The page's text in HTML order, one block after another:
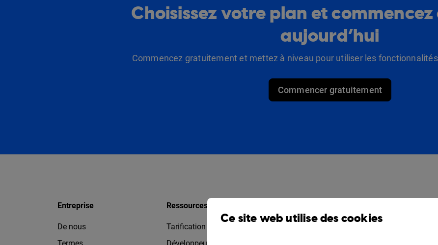
Choisissez votre plan et
aujourd’hui
Commencez gratuitement et mettez à niveau pour utiliser les
Commencer gratuitement
Entreprise
De nous
Ressources
Tarification
Ce site web utilise des cookies